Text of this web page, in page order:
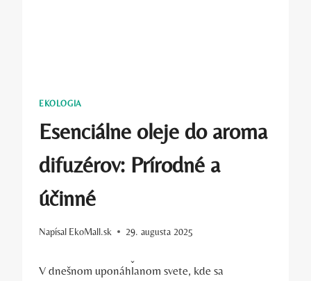
EKOLOGIA
Esenciálne oleje do aroma
difuzérov: Prírodné a
účinné
Napísal EkoMall.sk 29. augusta 2025
V dnešnom uponáhľanom svete, kde sa